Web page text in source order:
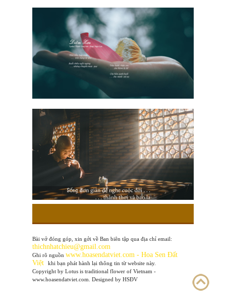
Bài vở đóng góp, xin gởi về Ban biên tập qua địa chỉ email:
thichnhatchieu@gmail.com
Ghi rõ nguồn www.hoasendatviet.com - Hoa Sen Đất
Việt
khi bạn phát hành lại thông tin từ website này.
Copyright by Lotus is traditional flower of Vietnam -
www.hoasendatviet.com. Designed by HSĐV